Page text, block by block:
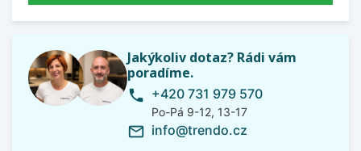
Jakýkoliv dotaz? Rádi vám
poradíme.
phone +420 731 979 570
Po-Pá 9-12, 13-17
mail_outline info@trendo.cz